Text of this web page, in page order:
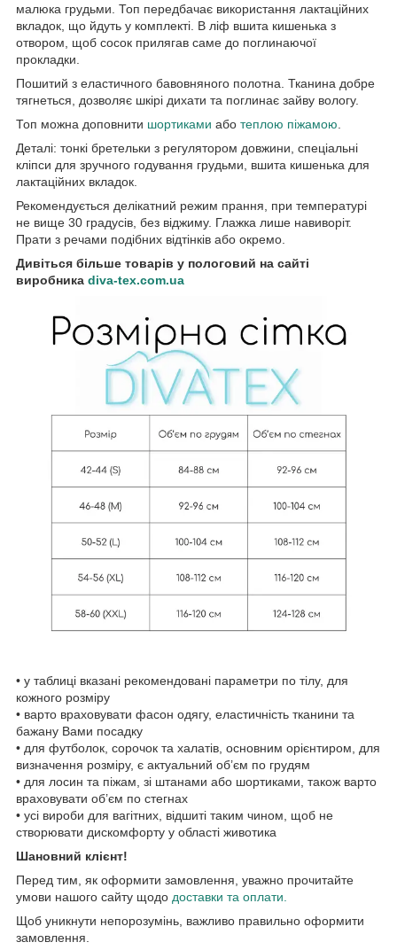
малюка грудьми. Топ передбачає використання лактаційних
вкладок, що йдуть у комплекті. В ліф вшита кишенька з
отвором, щоб сосок прилягав саме до поглинаючої
прокладки.
Пошитий з еластичного бавовняного полотна. Тканина добре
тягнеться, дозволяє шкірі дихати та поглинає зайву вологу.
Топ можна доповнити шортиками або теплою піжамою
Деталі: тонкі бретельки з регулятором довжини, спеціальні
кліпси для зручного годування грудьми, вшита кишенька для
лактаційних вкладок.
Рекомендується делікатний режим прання, при температурі
не вище 30 градусів, без віджиму. Глажка лише навиворіт.
Прати з речами подібних відтінків або окремо.
Дивіться більше товарів у пологовий на сайті
виробника diva-tex.com.ua
• у таблиці вказані рекомендовані параметри по тілу, для
кожного розміру
• варто враховувати фасон одягу, еластичність тканини та
бажану Вами посадку
• для футболок, сорочок та халатів, основним орієнтиром, для
визначення розміру, є актуальний об’єм по грудям
• для лосин та піжам, зі штанами або шортиками, також варто
враховувати об’єм по стегнах
• усі вироби для вагітних, відшиті таким чином, щоб не
створювати дискомфорту у області животика
Шановний клієнт!
Перед тим, як оформити замовлення, уважно прочитайте
умови нашого сайту щодо доставки та оплати.
Щоб уникнути непорозумінь, важливо правильно оформити
замовлення.